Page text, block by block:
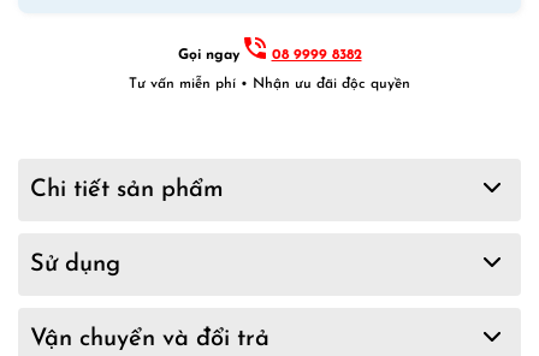
Gọi ngay
08 9999 8382
Tư vấn miễn phí • Nhận ưu đãi độc quyền
Chi tiết sản phẩm
Sử dụng
Vận chuyển và đổi trả